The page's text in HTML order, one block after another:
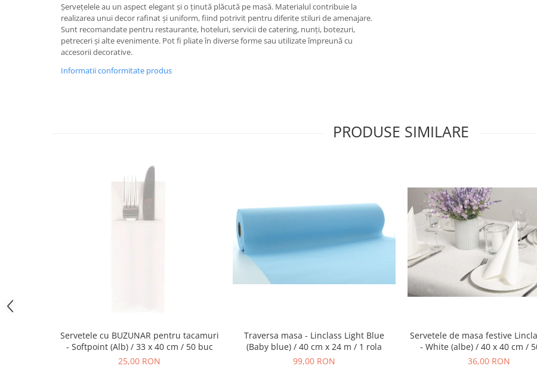
DECOR LILA & MOV
DECOR ALBASTRU
DECOR AURIU
DECOR ARGINTIU & GRI
TEMATICA MARINA
TEMATICA BOTANICA / VEGETALA
Șervețelele au un aspect elegant și o ținută plăcută pe masă. Materialul contribuie la
realizarea unui decor rafinat și uniform, fiind potrivit pentru diferite stiluri de amenajare.
Sunt recomandate pentru restaurante, hoteluri, servicii de catering, nunți, botezuri,
petreceri și alte evenimente. Pot fi pliate în diverse forme sau utilizate împreună cu
accesorii decorative.
Informatii conformitate produs
PRODUSE SIMILARE
Servetele cu BUZUNAR pentru tacamuri
- Softpoint (Alb) / 33 x 40 cm / 50 buc
25,00 RON
Traversa masa - Linclass Light Blue
(Baby blue) / 40 cm x 24 m / 1 rola
99,00 RON
Servetele de masa festive
- White (albe) / 40 x 40 cm /
36,00 RON